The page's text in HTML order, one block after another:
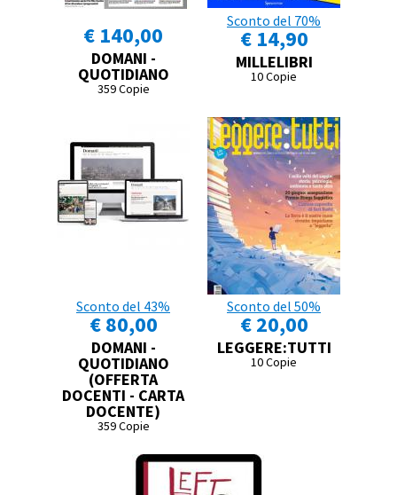
€ 140,00
DOMANI -
QUOTIDIANO
359 Copie
Sconto del 70%
€ 14,90
MILLELIBRI
10 Copie
Sconto del 43%
€ 80,00
DOMANI -
QUOTIDIANO
(OFFERTA
DOCENTI - CARTA
DOCENTE)
359 Copie
Sconto del 50%
€ 20,00
LEGGERE:TUTTI
10 Copie